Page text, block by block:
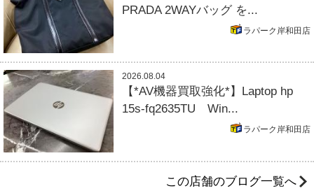
PRADA 2WAYバッグ を...
ラパーク岸和田店
2026.08.04
【*AV機器買取強化*】Laptop hp
15s-fq2635TU Win...
ラパーク岸和田店
この店舗のブログ一覧へ